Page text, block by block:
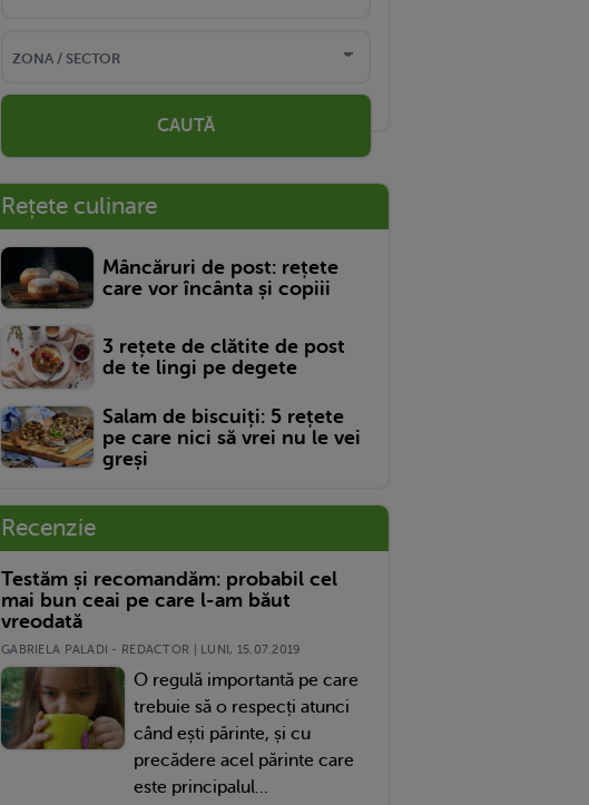
CAUTĂ
Rețete culinare
Mâncăruri de post: rețete
care vor încânta și copiii
3 rețete de clătite de post
de te lingi pe degete
Salam de biscuiți: 5 rețete
pe care nici să vrei nu le vei
greși
Recenzie
Testăm și recomandăm: probabil cel
mai bun ceai pe care l-am băut
vreodată
GABRIELA PALADI - REDACTOR | LUNI, 15.07.2019
O regulă importantă pe care
trebuie să o respecți atunci
când ești părinte, și cu
precădere acel părinte care
este principalul...